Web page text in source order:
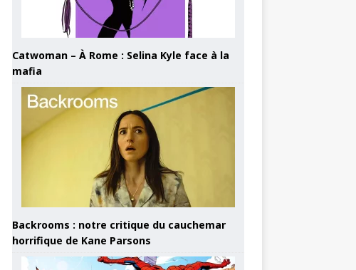
Catwoman – À Rome : Selina Kyle face à la
mafia
Backrooms : notre critique du cauchemar
horrifique de Kane Parsons